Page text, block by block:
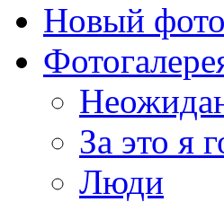
Новый
За это я
Люди